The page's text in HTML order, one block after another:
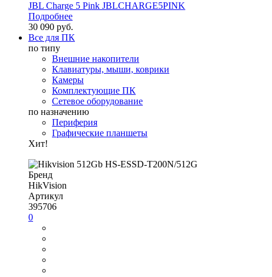
JBL Charge 5 Pink JBLCHARGE5PINK
Подробнее
30 090 руб.
Все для ПК
по типу
Внешние накопители
Клавиатуры, мыши, коврики
Камеры
Комплектующие ПК
Сетевое оборудование
по назначению
Периферия
Графические планшеты
Хит!
Бренд
HikVision
Артикул
395706
0